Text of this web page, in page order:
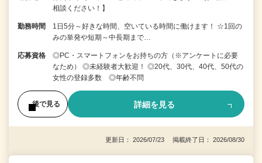
相談ください！】
勤務時間
1日5分～好きな時間、空いている時間に働けます！ ☆1回の
みの単発や短期～中長期まで…
応募資格
◎PC・スマートフォンをお持ちの方（※アンケートに必要
なため） ◎未経験者大歓迎！ ◎20代、30代、40代、50代の
女性の登録多数 ◎年齢不問
後で見る 詳細を見る
更新日： 2026/07/23 掲載終了日： 2026/08/30